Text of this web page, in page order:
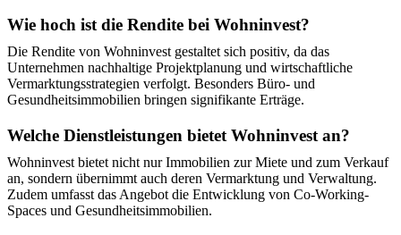
Wie hoch ist die Rendite bei Wohninvest?
Die Rendite von Wohninvest gestaltet sich positiv, da das
Unternehmen nachhaltige Projektplanung und wirtschaftliche
Vermarktungsstrategien verfolgt. Besonders Büro- und
Gesundheitsimmobilien bringen signifikante Erträge.
Welche Dienstleistungen bietet Wohninvest an?
Wohninvest bietet nicht nur Immobilien zur Miete und zum Verkauf
an, sondern übernimmt auch deren Vermarktung und Verwaltung.
Zudem umfasst das Angebot die Entwicklung von Co-Working-
Spaces und Gesundheitsimmobilien.